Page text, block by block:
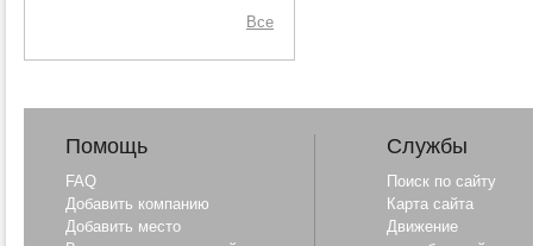
Все
Помощь
FAQ
Добавить компанию
Добавить место
Службы
Поиск по сайту
Карта сайта
Движение